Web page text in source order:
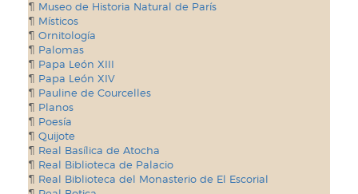
Museo de Historia Natural de París
Místicos
Ornitología
Palomas
Papa León XIII
Papa León XIV
Pauline de Courcelles
Planos
Poesía
Quijote
Real Basílica de Atocha
Real Biblioteca de Palacio
Real Biblioteca del Monasterio de El Escorial